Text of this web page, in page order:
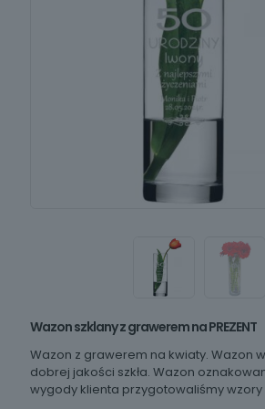
Wazon szklany z grawerem na PREZENT
Wazon z grawerem na kwiaty. Wazon
dobrej jakości szkła. Wazon
wygody klienta przygotowaliśmy